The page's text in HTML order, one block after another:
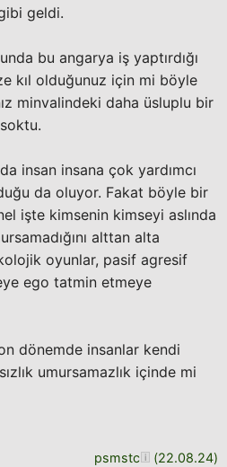
geldi.
bu angarya iş yaptırdığı
kıl olduğunuz için mi böyle
minvalindeki daha üsluplu bir
insan insana çok yardımcı
da oluyor. Fakat böyle bir
işte kimsenin kimseyi aslında
alttan alta
oyunlar, pasif agresif
ego tatmin etmeye
dönemde insanlar kendi
umursamazlık içinde mi
psmstc (22.08.24)